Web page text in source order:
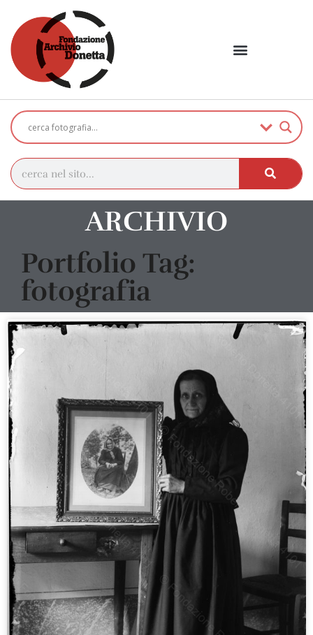
ARCHIVIO
Portfolio Tag:
fotografia